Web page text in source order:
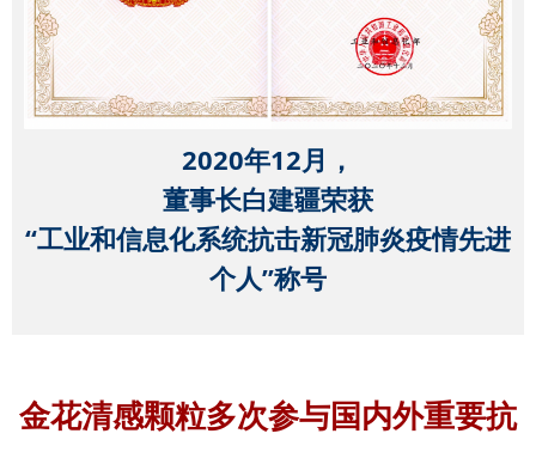
2020年12月，
董事长白建疆荣获
“工业和信息化系统抗击新冠肺炎疫情先进
个人”称号
金花清感颗粒多次参与国内外重要抗